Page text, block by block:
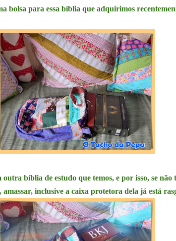
bolsa para essa bíblia que adquirimos
bíblia de estudo que temos, e por isso, se
amassar, inclusive a caixa protetora dela já está